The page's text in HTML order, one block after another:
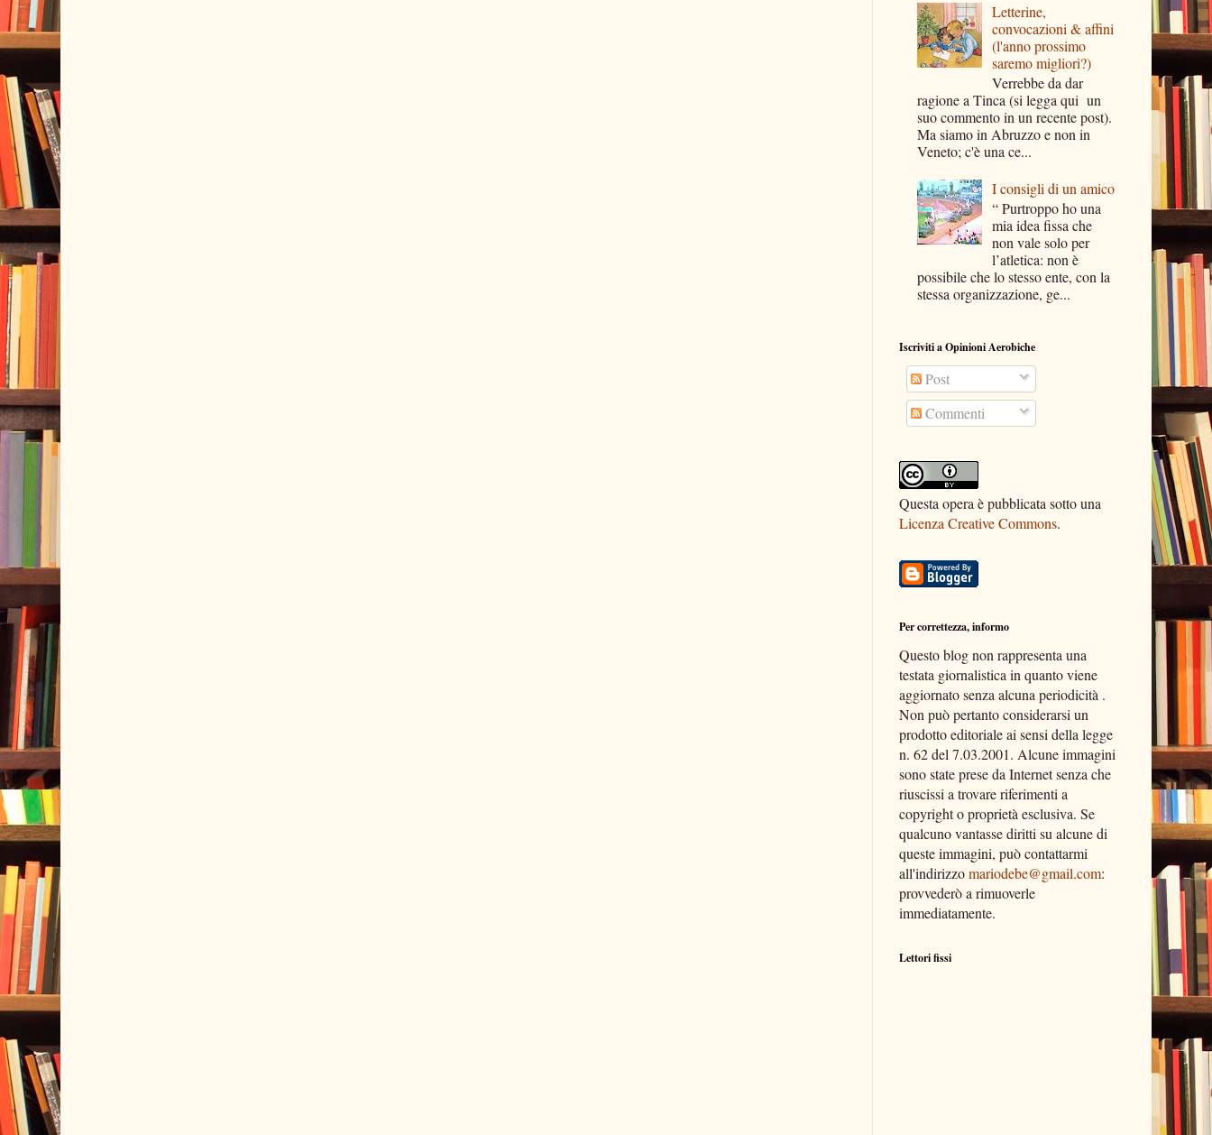
Letterine,
convocazioni & affini
(l'anno prossimo
saremo migliori?)
Verrebbe da dar
ragione a Tinca (si legga qui un
suo commento in un recente post).
Ma siamo in Abruzzo e non in
Veneto; c'è una ce...
I consigli di un amico
“ Purtroppo ho una
mia idea fissa che
non vale solo per
l’atletica: non è
possibile che lo stesso ente, con la
stessa organizzazione, ge...
Iscriviti a Opinioni Aerobiche
Post
Commenti
Questa opera è pubblicata sotto una
Licenza Creative Commons.
Per correttezza, informo
Questo blog non rappresenta una
testata giornalistica in quanto viene
aggiornato senza alcuna periodicità .
Non può pertanto considerarsi un
prodotto editoriale ai sensi della legge
n. 62 del 7.03.2001. Alcune immagini
sono state prese da Internet senza che
riuscissi a trovare riferimenti a
copyright o proprietà esclusiva. Se
qualcuno vantasse diritti su alcune di
queste immagini, può contattarmi
all'indirizzomariodebe@gmail.com:
provvederò a rimuoverle
immediatamente.
Lettori fissi